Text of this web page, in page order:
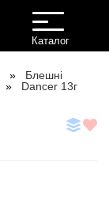
Toggle
navigation
Каталог
Блешні
Dancer 13г